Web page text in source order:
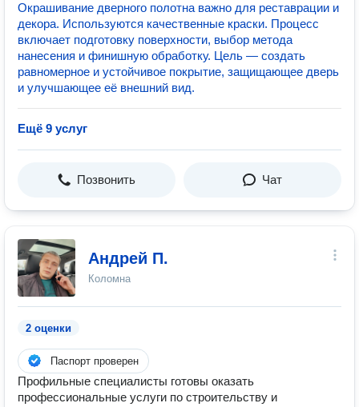
Окрашивание дверного полотна важно для реставрации и
декора. Используются качественные краски. Процесс
включает подготовку поверхности, выбор метода
нанесения и финишную обработку. Цель — создать
равномерное и устойчивое покрытие, защищающее дверь
и улучшающее её внешний вид.
Ещё 9 услуг
Позвонить Чат
Андрей П.
Коломна
2 оценки
Паспорт проверен
Профильные специалисты готовы оказать
профессиональные услуги по строительству и